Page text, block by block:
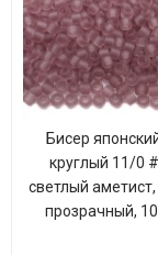
Бисер
круглый 11/0
светлый
прозрачный,